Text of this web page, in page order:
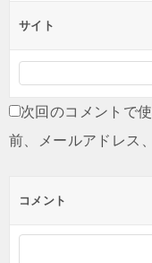
サイト
次回のコメントで
前、メールアドレス
コメント